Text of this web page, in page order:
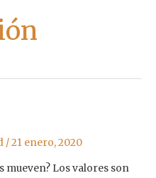
/21 enero, 2020
mueven? Los valores son